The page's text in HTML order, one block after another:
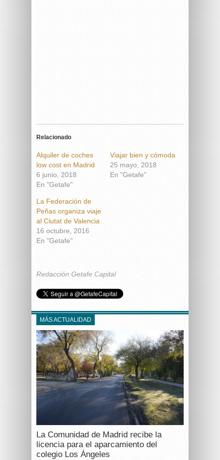
Relacionado
Alquiler de coches
low cost en Madrid
6 junio, 2018
En "Getafe"
Viajar bien y cómoda
25 mayo, 2018
En "Getafe"
La Federación de
Peñas organiza viaje
al Ciutat de Valencia
16 octubre, 2016
En "Getafe"
Redacción Getafe Capital
MÁS ACTUALIDAD
La Comunidad de Madrid recibe la
licencia para el aparcamiento del
colegio Los Ángeles